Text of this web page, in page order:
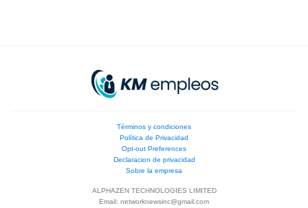
Términos y condiciones
Política de Privacidad
Opt-out Preferences
Declaracion de privacidad
Sobre la empresa
ALPHAZEN TECHNOLOGIES LIMITED
Email: networknewsinc@gmail.com